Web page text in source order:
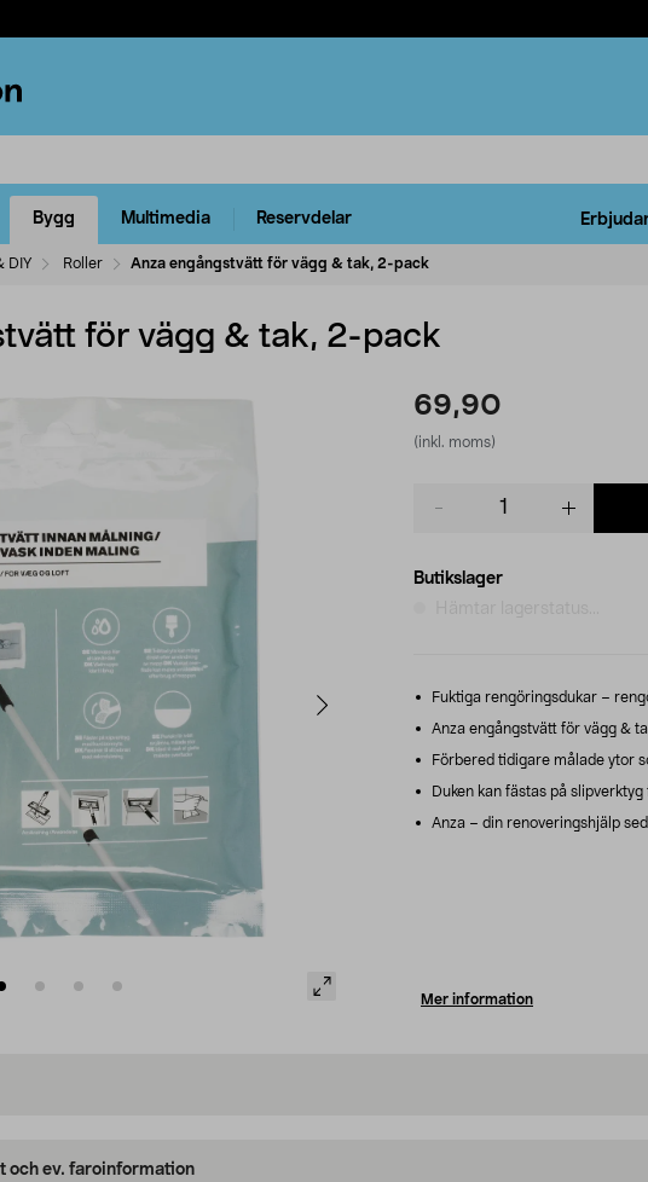
Bygg Multimedia Reservdelar
DIY Roller Anza engångstvätt för vägg & tak, 2-pack
för vägg & tak, 2-pack
69,90
(inkl. moms)
Butikslager
Fuktiga rengöringsdukar –
Anza engångstvätt för vägg &
Förbered tidigare målade ytor
Duken kan fästas på
Anza – din renoveringshjälp
Mer information
och ev. faroinformation